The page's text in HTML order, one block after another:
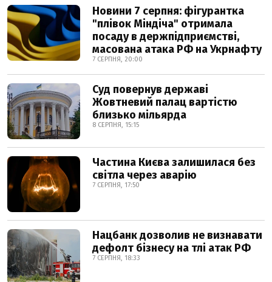
Новини 7 серпня: фігурантка
"плівок Міндіча" отримала
посаду в держпідприємстві,
масована атака РФ на Укрнафту
7 СЕРПНЯ, 20:00
Суд повернув державі
Жовтневий палац вартістю
близько мільярда
8 СЕРПНЯ, 15:15
Частина Києва залишилася без
світла через аварію
7 СЕРПНЯ, 17:50
Нацбанк дозволив не визнавати
дефолт бізнесу на тлі атак РФ
7 СЕРПНЯ, 18:33